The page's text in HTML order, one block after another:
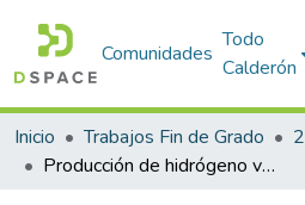
Comunidades
Todo
Calderón
Inicio Trabajos Fin de Grado
Producción de hidrógeno verde mediante un aerogenerador offshore y electrólisis de agua de mar